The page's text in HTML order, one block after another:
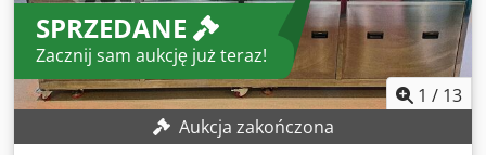
SPRZEDANE
Zacznij sam aukcję już teraz!
1 / 13
Aukcja zakończona